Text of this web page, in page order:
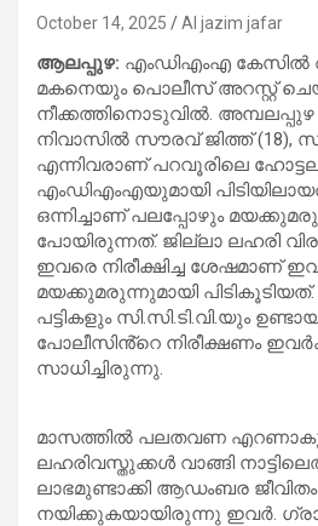
October 14, 2025 Al jazim jafar
ആലപ്പുഴ: എംഡിഎംഎ കേസിൽ
മകനെയും പൊലീസ് അറസ്റ്റ്
നീക്കത്തിനൊടുവിൽ.
നിവാസിൽ സൗരവ് ജിത്ത് (18),
എന്നിവരാണ് പറവൂരിലെ
എംഡിഎംഎയുമായി
ഒന്നിച്ചാണ് പലപ്പോഴും
പോയിരുന്നത്. ജില്ലാ ലഹരി
ഇവരെ നിരീക്ഷിച്ച ശേഷമാണ്
മയക്കുമരുന്നുമായി പിടികൂടിയത്.
പട്ടികളും സി.സി.ടി.വി.യും
പോലീസിൻ്റെ നിരീക്ഷണം
സാധിച്ചിരുന്നു.
മാസത്തിൽ പലതവണ
ലഹരിവസ്തുക്കൾ വാങ്ങി
ലാഭമുണ്ടാക്കി ആഡംബര ജീവിതം
നയിക്കുകയായിരുന്നു ഇവർ.